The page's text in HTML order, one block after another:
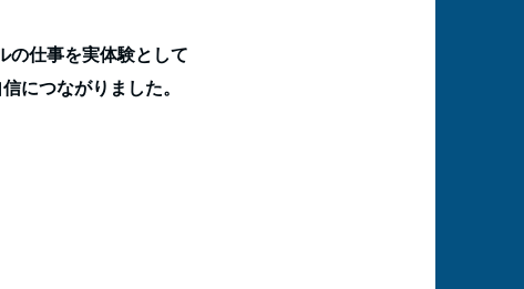
の仕事を実体験として
につながりました。